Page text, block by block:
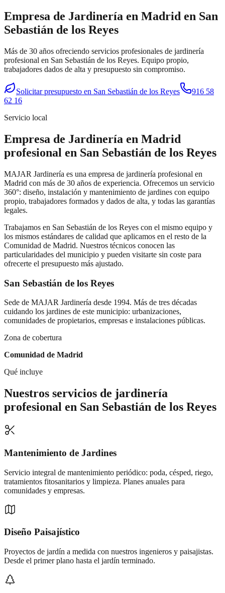
Empresa de Jardinería en Madrid en San
Sebastián de los Reyes
Más de 30 años ofreciendo servicios profesionales de jardinería
profesional en San Sebastián de los Reyes. Equipo propio,
trabajadores dados de alta y presupuesto sin compromiso.
Solicitar presupuesto en San Sebastián de los Reyes
916 58
62 16
Servicio local
Empresa de Jardinería en Madrid
profesional en San Sebastián de los Reyes
MAJAR Jardinería es una empresa de jardinería profesional en
Madrid con más de 30 años de experiencia. Ofrecemos un servicio
360°: diseño, instalación y mantenimiento de jardines con equipo
propio, trabajadores formados y dados de alta, y todas las garantías
legales.
Trabajamos en San Sebastián de los Reyes con el mismo equipo y
los mismos estándares de calidad que aplicamos en el resto de la
Comunidad de Madrid. Nuestros técnicos conocen las
particularidades del municipio y pueden visitarte sin coste para
ofrecerte el presupuesto más ajustado.
San Sebastián de los Reyes
Sede de MAJAR Jardinería desde 1994. Más de tres décadas
cuidando los jardines de este municipio: urbanizaciones,
comunidades de propietarios, empresas e instalaciones públicas.
Zona de cobertura
Comunidad de Madrid
Qué incluye
Nuestros servicios de jardinería
profesional en San Sebastián de los Reyes
Mantenimiento de Jardines
Servicio integral de mantenimiento periódico: poda, césped, riego,
tratamientos fitosanitarios y limpieza. Planes anuales para
comunidades y empresas.
Diseño Paisajístico
Proyectos de jardín a medida con nuestros ingenieros y paisajistas.
Desde el primer plano hasta el jardín terminado.